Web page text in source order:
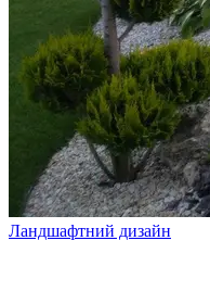
Ландшафтний дизайн